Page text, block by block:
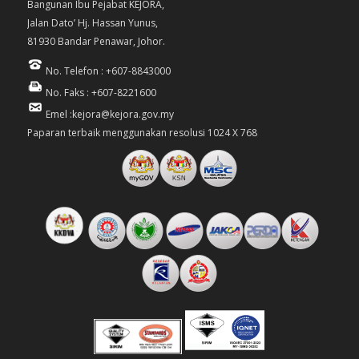
Bangunan Ibu Pejabat KEJORA,
Jalan Dato’ Hj. Hassan Yunus,
81930 Bandar Penawar, Johor.
No. Telefon : +607-8843000
No. Faks : +607-8221600
Emel :kejora@kejora.gov.my
Paparan terbaik menggunakan resolusi 1024 X 768